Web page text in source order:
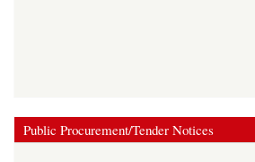
Public Procurement/Tender Notices